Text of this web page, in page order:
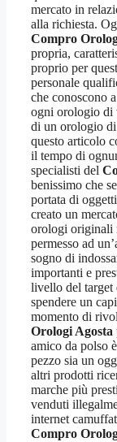
mercato in
alla richiesta.
Compro
propria,
proprio per
personale
che conoscono
ogni orologio di
di un orologio di
questo articolo
il tempo di
specialisti del
benissimo che
portata di
creato un
orologi originali
permesso ad
sogno di
importanti e
livello del target
spendere un
momento di
Orologi Agosta
amico da polso
pezzo sia un
altri prodotti
marche più
venduti
internet
Compro